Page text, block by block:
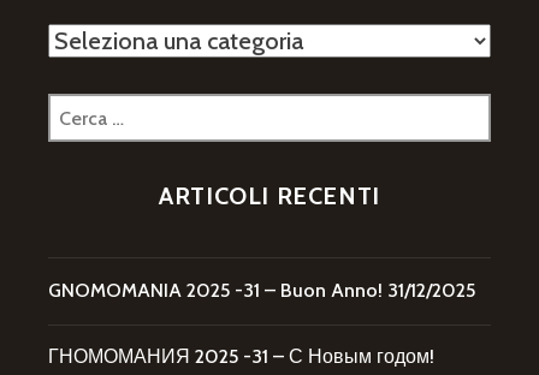
Categorie
Ricerca
per:
ARTICOLI RECENTI
GNOMOMANIA 2025 -31 – Buon Anno! 31/12/2025
ГНОМОМАНИЯ 2025 -31 – С Новым годом!